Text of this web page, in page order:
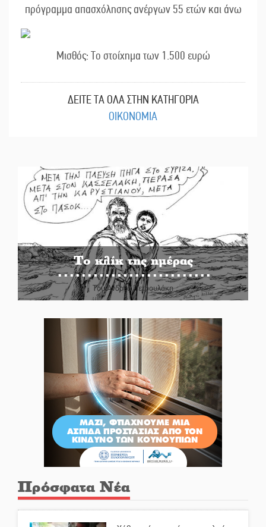
πρόγραμμα απασχόλησης ανέργων 55 ετών και άνω
Μισθός: Το στοίχημα των 1.500 ευρώ
ΔΕΙΤΕ ΤΑ ΟΛΑ ΣΤΗΝ ΚΑΤΗΓΟΡΙΑ
ΟΙΚΟΝΟΜΙΑ
Το κλίκ της ημέρας
Του Ανδρέα Πετρουλάκη
Πρόσφατα Νέα